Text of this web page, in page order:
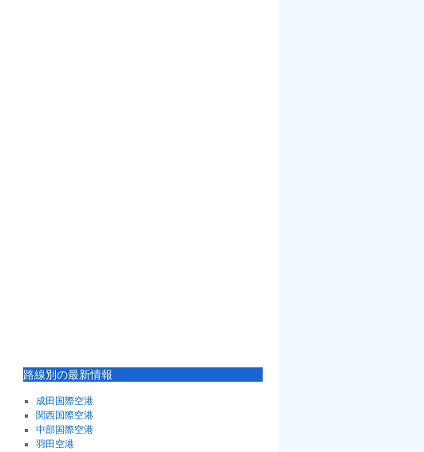
路線別の最新情報
成田国際空港
関西国際空港
中部国際空港
羽田空港